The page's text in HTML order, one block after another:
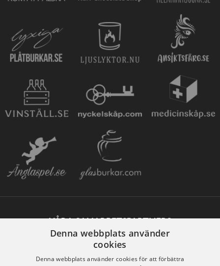
VÅRA SAMARBETSPARTNERS
Denna webbplats använder
cookies
Denna webbplats använder cookies för att förbättra